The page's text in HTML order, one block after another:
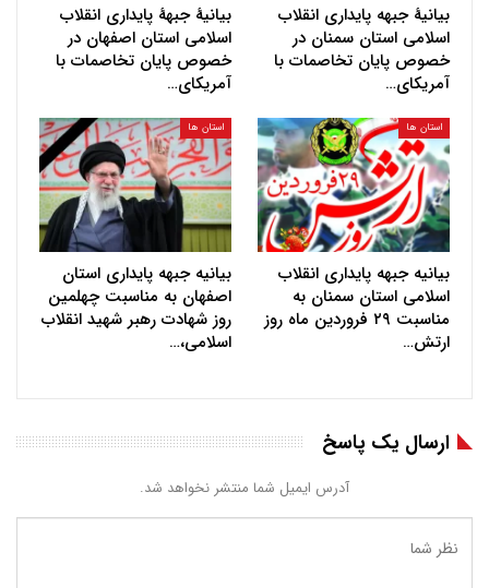
بیانیهٔ جبهه پایداری انقلاب
اسلامی استان سمنان در
خصوص پایان تخاصمات با
آمریکای…
بیانیهٔ جبههٔ پایداری انقلاب
اسلامی استان اصفهان در
خصوص پایان تخاصمات با
آمریکای…
استان ها
بیانیه جبهه پایداری انقلاب
اسلامی استان سمنان به
مناسبت ۲۹ فروردین ماه روز
ارتش…
استان ها
بیانیه جبهه پایداری استان
اصفهان به مناسبت چهلمین
روز شهادت رهبر شهید انقلاب
اسلامی،…
ارسال یک پاسخ
آدرس ایمیل شما منتشر نخواهد شد.